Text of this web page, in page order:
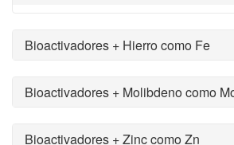
Bioactivadores + Hierro como Fe
Bioactivadores + Molibdeno como
Bioactivadores + Zinc como Zn